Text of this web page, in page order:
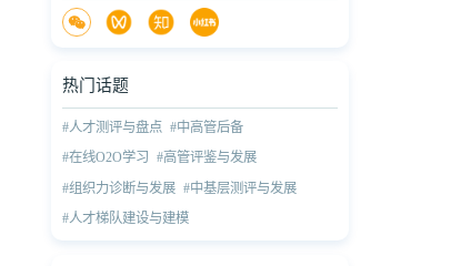
热门话题
#人才测评与盘点 #中高管后备
#在线O2O学习 #高管评鉴与发展
#组织力诊断与发展 #中基层测评与发展
#人才梯队建设与建模